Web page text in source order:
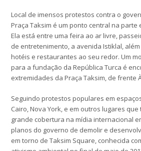
Local de imensos protestos contra o
Praça Taksim é um ponto central na parte
Ela está entre uma feira ao ar livre,
de entretenimento, a avenida Istiklal,
hotéis e restaurantes ao seu redor. Um
para a fundação da República Turca é
extremidades da Praça Taksim, de frente
Seguindo protestos populares em
Cairo, Nova York, e em outros lugares
grande cobertura na mídia internacional
planos do governo de demolir e
em torno de Taksim Square, conhecida